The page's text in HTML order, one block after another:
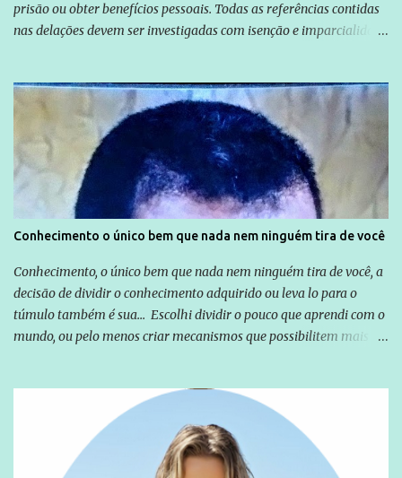
prisão ou obter benefícios pessoais. Todas as referências contidas
nas delações devem ser investigadas com isenção e imparcialidade
Globo manteve com o Grupo Odebrecht, citada na delação de
Emílio Odebrecht. Lula sempre atuou para promover o Brasil no
exterior, e não para promover determinadas empresas ou
empresários" Assina a nota o advogado Cristiano Zanin Martins
Conhecimento o único bem que nada nem ninguém tira de você
Conhecimento, o único bem que nada nem ninguém tira de você, a
decisão de dividir o conhecimento adquirido ou leva lo para o
túmulo também é sua... Escolhi dividir o pouco que aprendi com o
mundo, ou pelo menos criar mecanismos que possibilitem mais e
empreendedor da comunicação, que além de informação
cotidiana, corriqueira e cada vez mais preocupantes, do tipo que
você já esta acostumado a ver neste espaço, vou trabalhar a ideia
que possibilite distribuir não só informações, mas que gere de